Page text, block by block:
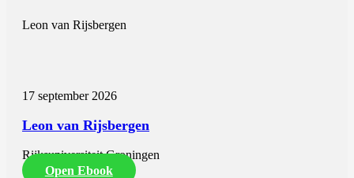
Leon van Rijsbergen
17 september 2026
Leon van Rijsbergen
Rijksuniversiteit Groningen
Open Ebook